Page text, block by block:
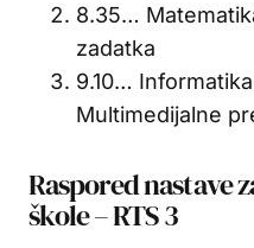
8.35…
zadatka
9.10…
Multimedijalne
Raspored nastave
škole – RTS 3